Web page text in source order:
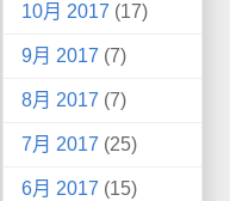
10月 2017 (17)
9月 2017 (7)
8月 2017 (7)
7月 2017 (25)
6月 2017 (15)